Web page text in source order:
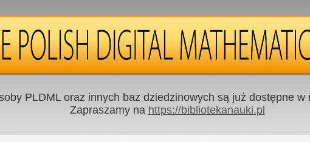
PLDML oraz innych baz dziedzinowych są już dostępne
Zapraszamy na https://bibliotekanauki.pl